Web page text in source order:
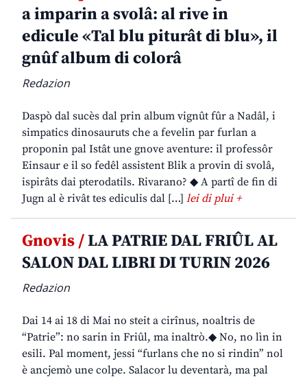
a imparin a svolâ: al rive in
edicule «Tal blu piturât di blu», il
gnûf album di colorâ
Redazion
Daspò dal sucès dal prin album vignût fûr a Nadâl, i
simpatics dinosauruts che a fevelin par furlan a
proponin pal Istât une gnove aventure: il professôr
Einsaur e il so fedêl assistent Blik a provin di svolâ,
ispirâts dai pterodatils. Rivarano? ◆ A partî de fin di
Jugn al è rivât tes ediculis dal […] lei di plui +
Gnovis /LA PATRIE DAL FRIÛL AL
SALON DAL LIBRI DI TURIN 2026
Redazion
Dai 14 ai 18 di Mai no steit a cirînus, noaltris de
“Patrie”: no sarin in Friûl, ma inaltrò.◆ No, no lìn in
esili. Pal moment, jessi “furlans che no si rindin” nol
è ancjemò une colpe. Salacor lu deventarà, ma pal